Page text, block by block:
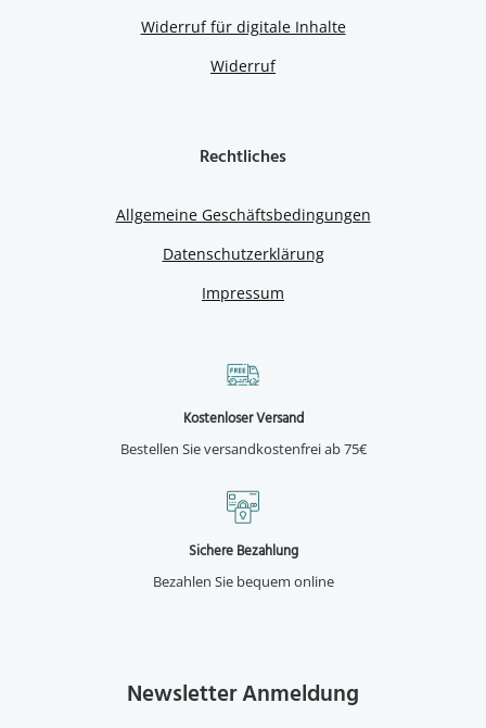
Widerruf für digitale Inhalte
Widerruf
Rechtliches
Allgemeine Geschäftsbedingungen
Datenschutzerklärung
Impressum
Kostenloser Versand
Bestellen Sie versandkostenfrei ab 75€
Sichere Bezahlung
Bezahlen Sie bequem online
Newsletter Anmeldung